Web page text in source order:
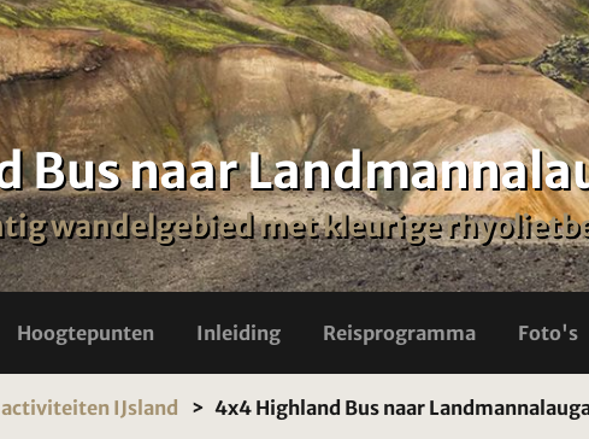
Bus naar
wandelgebied met kleurige
Hoogtepunten Inleiding Reisprogramma Foto's
activiteiten IJsland 4x4 Highland Bus naar